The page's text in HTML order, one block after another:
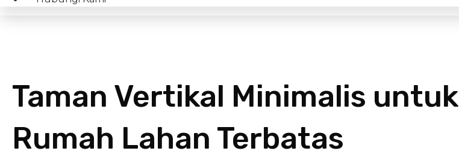
Taman Vertikal Minimalis untuk
Rumah Lahan Terbatas